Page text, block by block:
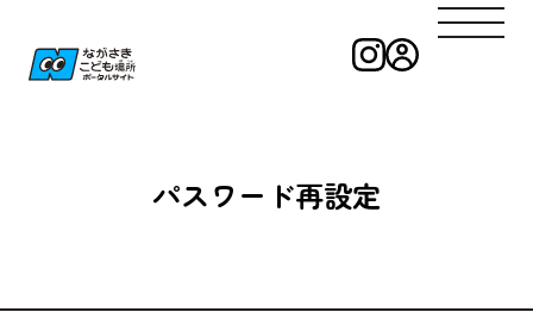
ながさきこども
パスワード再設定